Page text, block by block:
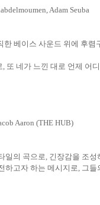
Adam Seuba
한 베이스 사운드 위에 후
, 또 네가 느낀 대로 언제 어
Aaron (THE HUB)
일의 곡으로, 긴장감을 조성
하고자 하는 메시지로, 그들